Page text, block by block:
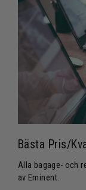
Bästa Pris/
Alla bagage- och
av Eminent.